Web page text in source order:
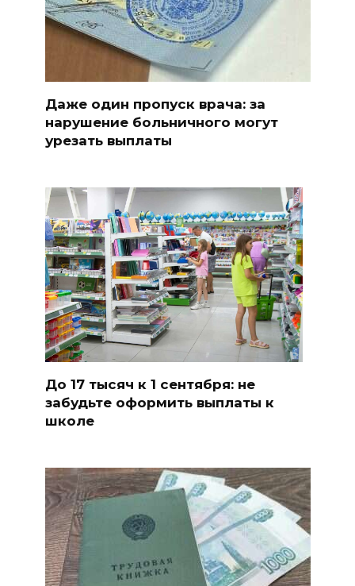
Даже один пропуск врача: за
нарушение больничного могут
урезать выплаты
До 17 тысяч к 1 сентября: не
забудьте оформить выплаты к
школе